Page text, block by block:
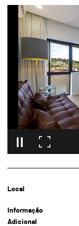
Local
Informação
Adicional